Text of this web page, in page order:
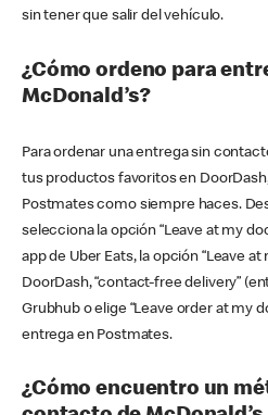
sin tener que salir del vehículo.
¿Cómo ordeno para
McDonald’s?
Para ordenar una entrega sin
tus productos favoritos en
Postmates como siempre haces.
selecciona la opción “Leave at my
app de Uber Eats, la opción “Leave at
DoorDash, “contact-free delivery”
Grubhub o elige “Leave order at my
entrega en Postmates.
¿Cómo encuentro un